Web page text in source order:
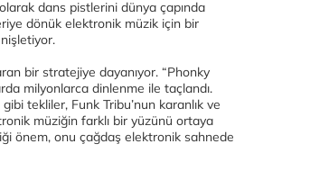
dans pistlerini dünya çapında
dönük elektronik müzik için bir
bir stratejiye dayanıyor. “Phonky
milyonlarca dinlenme ile taçlandı.
tekliler, Funk Tribu’nun karanlık ve
müziğin farklı bir yüzünü ortaya
önem, onu çağdaş elektronik sahnede